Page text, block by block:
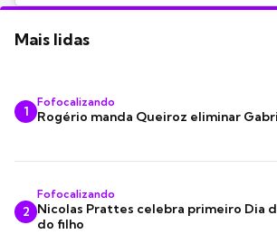
Mais lidas
1
Fofocalizando
Rogério manda Queiroz eliminar
2
Fofocalizando
Nicolas Prattes celebra primeiro Dia
do filho